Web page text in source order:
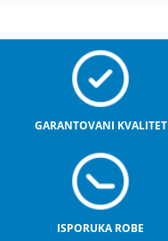
GARANTOVANI KVALITET
ISPORUKA ROBE